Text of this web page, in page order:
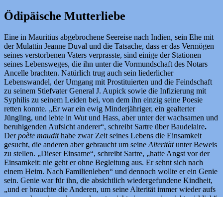
Ödipäische Mutterliebe
Eine in Mauritius abgebrochene Seereise nach Indien, sein Ehe mit
der Mulattin Jeanne Duval und die Tatsache, dass er das Vermögen
seines verstorbenen Vaters verprasste, sind einige der Stationen
seines Lebensweges, die ihn unter die Vormundschaft des Notars
Ancelle brachten. Natürlich trug auch sein liederlicher
Lebenswandel, der Umgang mit Prostituierten und die Feindschaft
zu seinem Stiefvater General J. Aupick sowie die Infizierung mit
Syphilis zu seinem Leiden bei, von dem ihn einzig seine Poesie
retten konnte. „Er war ein ewig Minderjähriger, ein gealterter
Jüngling, und lebte in Wut und Hass, aber unter der wachsamen und
beruhigenden Aufsicht anderer“, schreibt Sartre über Baudelaire.
Derpoète maudithabe zwar Zeit seines Lebens die Einsamkeit
gesucht, die anderen aber gebraucht um seine Alteritätunter Beweis
zu stellen. „Dieser Einsame“, schreibt Sartre, „hatte Angst vor der
Einsamkeit: nie geht er ohne Begleitung aus. Er sehnt sich nach
einem Heim. Nach Familienleben“ und dennoch wollte er ein Genie
sein. Genie war für ihn, die absichtlich wiedergefundene Kindheit,
„und er brauchte die Anderen, um seine Alterität immer wieder aufs